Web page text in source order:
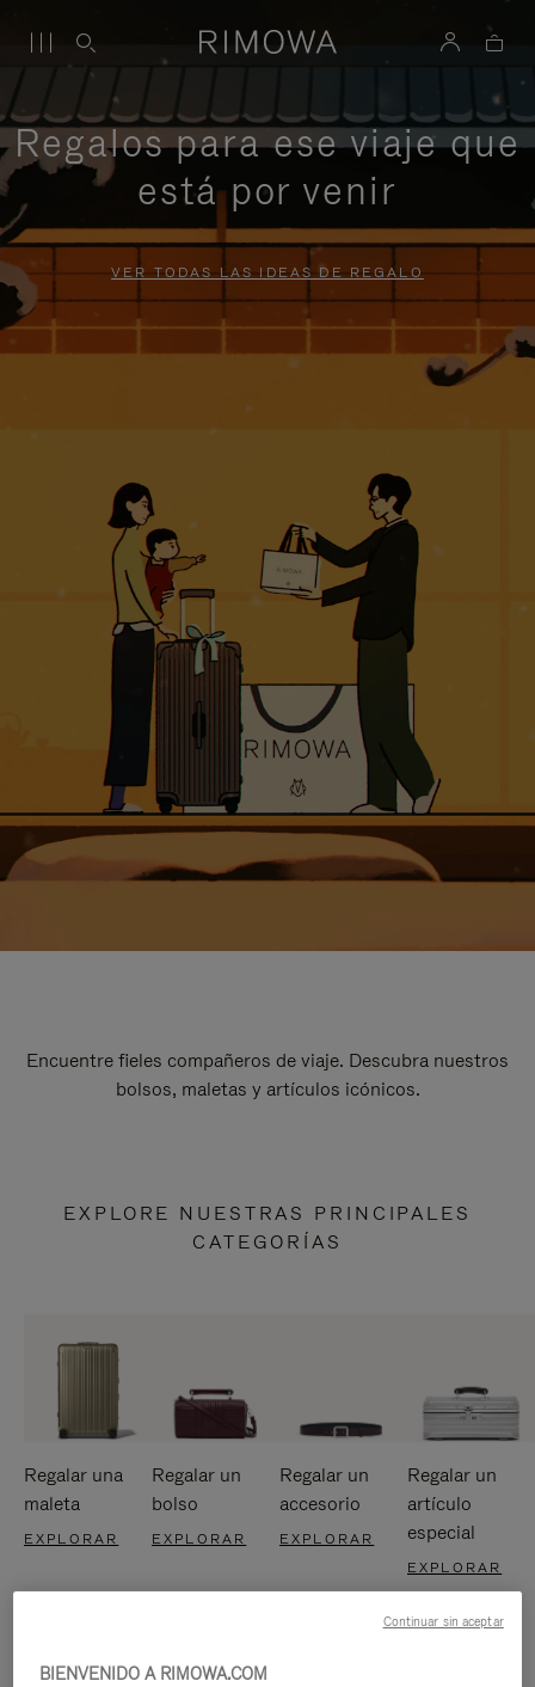
Regalos para ese viaje que
está por venir
VER TODAS LAS IDEAS DE REGALO
Encuentre fieles compañeros de viaje. Descubra nuestros
bolsos, maletas y artículos icónicos.
EXPLORE NUESTRAS PRINCIPALES
CATEGORÍAS
Regalar una
maleta
EXPLORAR
Regalar un
bolso
EXPLORAR
Regalar un
accesorio
EXPLORAR
Regalar un
artículo
especial
EXPLORAR
BIENVENIDO A RIMOWA.COM
Continuar sin aceptar